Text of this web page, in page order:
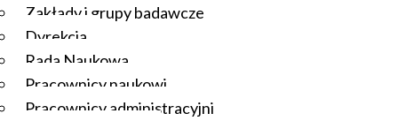
Zakłady i grupy badawcze
Dyrekcja
Rada Naukowa
Pracownicy naukowi
Pracownicy administracyjni